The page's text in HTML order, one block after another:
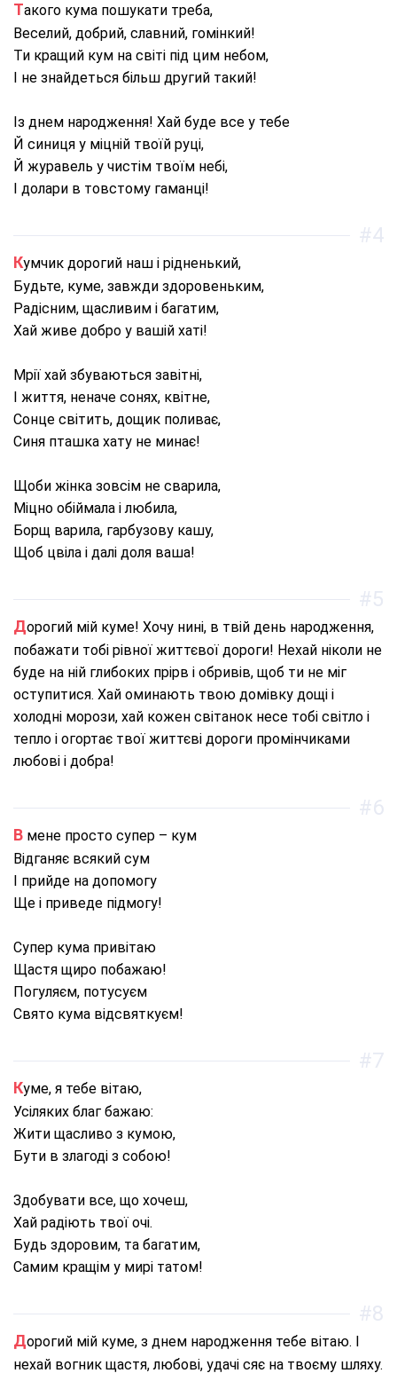
Такого кума пошукати треба,
Веселий, добрий, славний, гомінкий!
Ти кращий кум на світі під цим небом,
І не знайдеться більш другий такий!
Із днем народження! Хай буде все у тебе
Й синиця у міцній твоїй руці,
Й журавель у чистім твоїм небі,
І долари в товстому гаманці!
Кумчик дорогий наш і рідненький,
Будьте, куме, завжди здоровеньким,
Радісним, щасливим і багатим,
Хай живе добро у вашій хаті!
Мрії хай збуваються завітні,
І життя, неначе сонях, квітне,
Сонце світить, дощик поливає,
Синя пташка хату не минає!
Щоби жінка зовсім не сварила,
Міцно обіймала і любила,
Борщ варила, гарбузову кашу,
Щоб цвіла і далі доля ваша!
#4
Дорогий мій куме! Хочу нині, в твій день народження,
побажати тобі рівної життєвої дороги! Нехай ніколи не
буде на ній глибоких прірв і обривів, щоб ти не міг
оступитися. Хай оминають твою домівку дощі і
холодні морози, хай кожен світанок несе тобі світло і
тепло і огортає твої життєві дороги промінчиками
любові і добра!
#5
В мене просто супер – кум
Відганяє всякий сум
І прийде на допомогу
Ще і приведе підмогу!
Супер кума привітаю
Щастя щиро побажаю!
Погуляєм, потусуєм
Свято кума відсвяткуєм!
#6
Куме, я тебе вітаю,
Усіляких благ бажаю:
Жити щасливо з кумою,
Бути в злагоді з собою!
Здобувати все, що хочеш,
Хай радіють твої очі.
Будь здоровим, та багатим,
Самим кращім у мирі татом!
#7
Дорогий мій куме, з днем ​​народження тебе вітаю. І
нехай вогник щастя, любові, удачі сяє на твоєму шляху.
#8